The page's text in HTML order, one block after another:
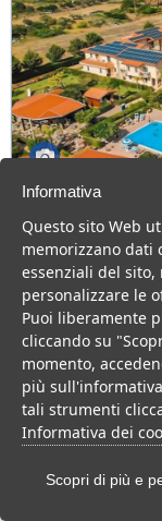
Calabria >
128 Camere
Villaggio sul mare
Villaggio
Informativa
Questo sito Web
memorizzano dati
essenziali del
personalizzare le
Puoi liberamente
cliccando su
momento,
più
tali strumenti
Informativa dei
Scopri di più e